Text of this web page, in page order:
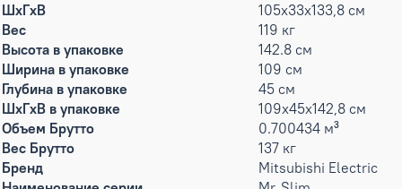
ШxГxВ
105x33x133,8 см
Вес
119 кг
Высота в упаковке
142.8 см
Ширина в упаковке
109 см
Глубина в упаковке
45 см
ШxГxВ в упаковке
109x45x142,8 см
Объем Брутто
0.700434 м³
Вес Брутто
137 кг
Бренд
Mitsubishi Electric